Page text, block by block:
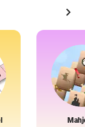
chevron_right